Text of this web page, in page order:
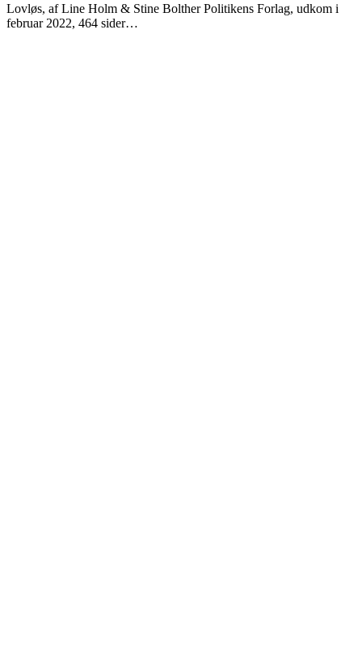
Lovløs, af Line Holm & Stine Bolther Politikens Forlag, udkom i
februar 2022, 464 sider…